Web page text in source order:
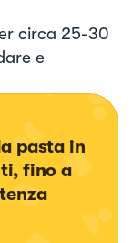
circa 25-30
e
pasta in
fino a